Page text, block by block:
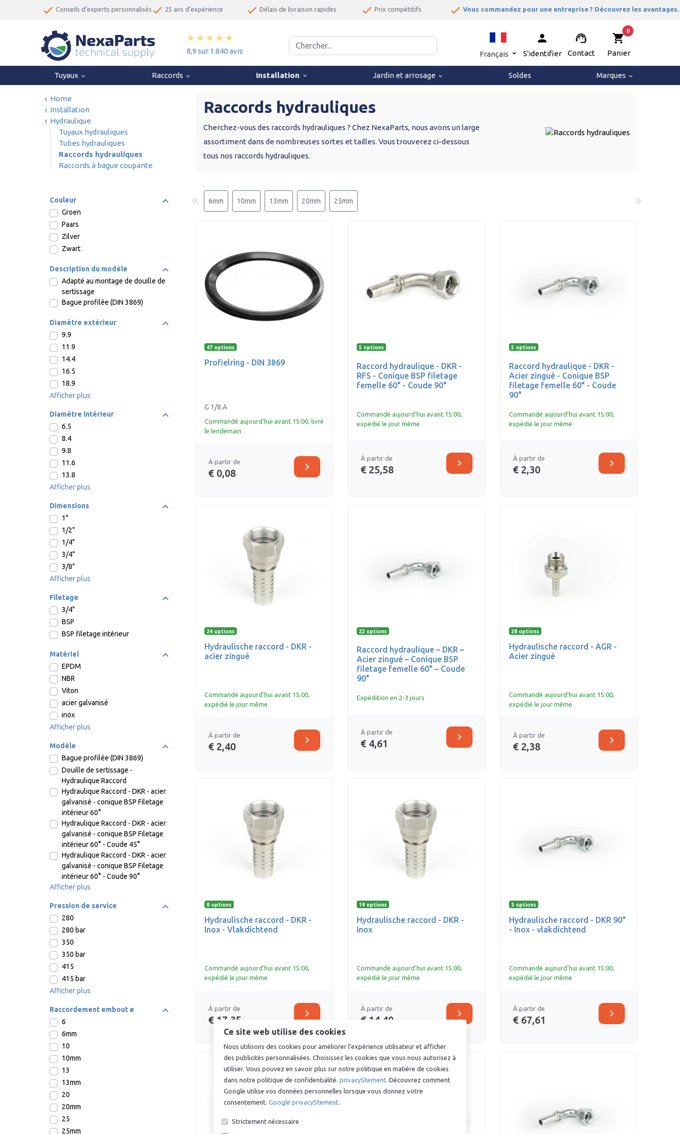
done Conseils d’experts personnalisés done 25 ans d’expérience done Délais de livraison rapides done Prix compétitifs done Vous commandez pour une entreprise ? Découvrez les avantages.
star star star star star
8,9 sur 1.840 avis Français
person
S'identifier
support_agent
Contact
shopping_cart
0
Panier
Tuyaux keyboard_arrow_down Raccords keyboard_arrow_down Installation keyboard_arrow_down Jardin et arrosage keyboard_arrow_down Soldes Marques keyboard_arrow_down
Home
Installation
Hydraulique
Tuyaux hydrauliques
Tubes hydrauliques
Raccords hydrauliques
Raccords à bague coupante
Couleur
Groen
Paars
Zilver
Zwart
Description du modèle
Adapté au montage de douille de
sertissage
Bague profilée (DIN 3869)
Diamètre extérieur
9.9
11.9
14.4
16.5
18.9
Afficher plus
Diamètre intérieur
6.5
8.4
9.8
11.6
13.8
Afficher plus
Dimensions
1"
1/2"
1/4"
3/4"
3/8"
Afficher plus
Filetage
3/4"
BSP
BSP filetage intérieur
Matériel
EPDM
NBR
Viton
acier galvanisé
inox
Afficher plus
Modèle
Bague profilée (DIN 3869)
Douille de sertissage -
Hydraulique Raccord
Hydraulique Raccord - DKR - acier
galvanisé - conique BSP Filetage
intérieur 60°
Hydraulique Raccord - DKR - acier
galvanisé - conique BSP Filetage
intérieur 60° - Coude 45°
Hydraulique Raccord - DKR - acier
galvanisé - conique BSP Filetage
intérieur 60° - Coude 90°
Afficher plus
Pression de service
280
280 bar
350
350 bar
415
415 bar
Afficher plus
Raccordement embout ø
6
6mm
10
10mm
13
13mm
20
20mm
25
25mm
Raccords hydrauliques
Cherchez-vous des raccords hydrauliques ? Chez NexaParts, nous avons un large
assortiment dans de nombreuses sortes et tailles. Vous trouverez ci-dessous
tous nos raccords hydrauliques.
6mm 10mm 13mm 20mm 25mm
« »
47 options
Profielring - DIN 3869
G 1/8 A
Commandé aujourd'hui avant 15:00, livré
le lendemain
À partir de
€ 0,08
chevron_right
5 options
Raccord hydraulique - DKR -
RFS - Conique BSP filetage
femelle 60° - Coude 90°
Commandé aujourd'hui avant 15:00,
expédié le jour même
À partir de
€ 25,58
chevron_right
5 options
Raccord hydraulique - DKR -
Acier zingué - Conique BSP
filetage femelle 60° - Coude
90°
Commandé aujourd'hui avant 15:00,
expédié le jour même
À partir de
€ 2,30
chevron_right
24 options
Hydraulische raccord - DKR -
acier zingué
Commandé aujourd'hui avant 15:00,
expédié le jour même
À partir de
€ 2,40
chevron_right
22 options
Raccord hydraulique – DKR –
Acier zingué – Conique BSP
filetage femelle 60° – Coude
90°
Expédition en 2-3 jours
À partir de
€ 4,61
chevron_right
28 options
Hydraulische raccord - AGR -
Acier zingué
Commandé aujourd'hui avant 15:00,
expédié le jour même
À partir de
€ 2,38
chevron_right
8 options
Hydraulische raccord - DKR -
Inox - Vlakdichtend
Commandé aujourd'hui avant 15:00,
expédié le jour même
À partir de
€ 17,35
chevron_right
19 options
Hydraulische raccord - DKR -
Inox
Commandé aujourd'hui avant 15:00,
expédié le jour même
À partir de
€ 14,40
chevron_right
3 options
Hydraulische raccord - DKR 90°
- Inox - vlakdichtend
Commandé aujourd'hui avant 15:00,
expédié le jour même
À partir de
€ 67,61
chevron_right
Ce site web utilise des cookies
Nous utilisons des cookies pour améliorer l'expérience utilisateur et afficher
des publicités personnalisées. Choisissez les cookies que vous nous autorisez à
utiliser. Vous pouvez en savoir plus sur notre politique en matière de cookies
dans notre politique de confidentialité. privacyStement. Découvrez comment
Google utilise vos données personnelles lorsque vous donnez votre
consentement. Google privacyStement.
Strictement nécessaire